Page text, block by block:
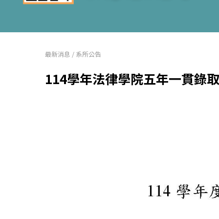
最新消息 / 系所公告
114學年法律學院五年一貫錄